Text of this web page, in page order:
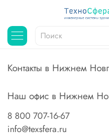
Контакты в Нижнем
Наш офис в Нижнем
8 800 707-16-67
info@texsfera.ru